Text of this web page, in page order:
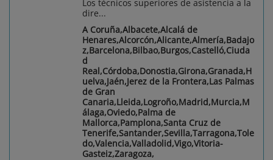
Los técnicos superiores de asistencia a la
dire...
A Coruña,Albacete,Alcalá de
Henares,Alcorcón,Alicante,Almería,Badajo
z,Barcelona,Bilbao,Burgos,Castelló,Ciuda
d
Real,Córdoba,Donostia,Girona,Granada,H
uelva,Jaén,Jerez de la Frontera,Las Palmas
de Gran
Canaria,Lleida,Logroño,Madrid,Murcia,M
álaga,Oviedo,Palma de
Mallorca,Pamplona,Santa Cruz de
Tenerife,Santander,Sevilla,Tarragona,Tole
do,Valencia,Valladolid,Vigo,Vitoria-
Gasteiz,Zaragoza,